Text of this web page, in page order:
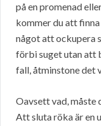
på en promenad
kommer du att
något att ockupera
förbi suget utan att
fall, åtminstone det
Oavsett vad, måste
Att sluta röka är en